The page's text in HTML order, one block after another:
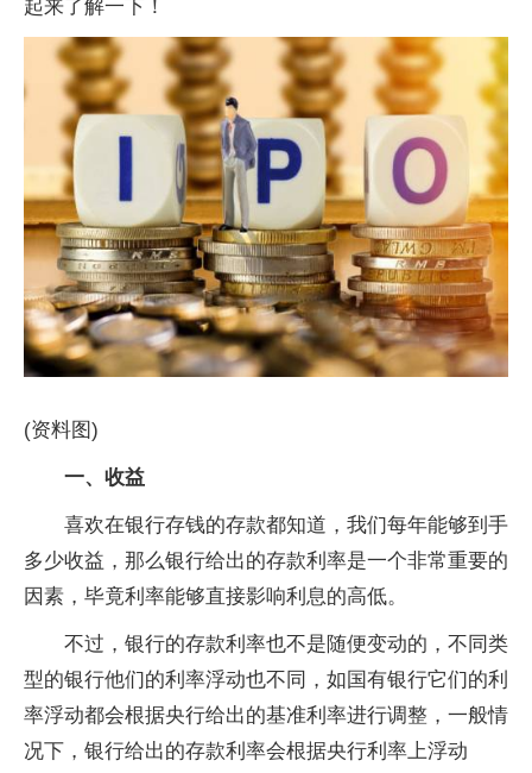
起来了解一下！
(资料图)
一、收益
喜欢在银行存钱的存款都知道，我们每年能够到手
多少收益，那么银行给出的存款利率是一个非常重要的
因素，毕竟利率能够直接影响利息的高低。
不过，银行的存款利率也不是随便变动的，不同类
型的银行他们的利率浮动也不同，如国有银行它们的利
率浮动都会根据央行给出的基准利率进行调整，一般情
况下，银行给出的存款利率会根据央行利率上浮动